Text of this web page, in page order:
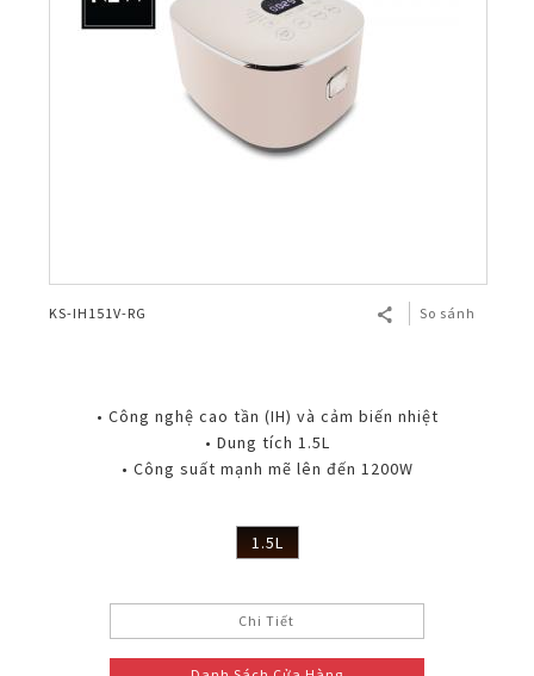
KS-IH151V-RG So sánh
• Công nghệ cao tần (IH) và cảm biến nhiệt
• Dung tích 1.5L
• Công suất mạnh mẽ lên đến 1200W
1.5L
Chi Tiết